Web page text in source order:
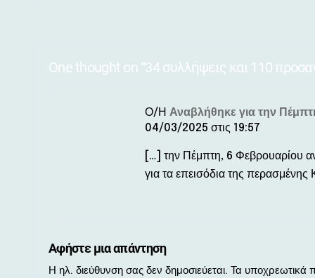
One thought on “34 συλλήψεις και 110
Ο/Η Αναβλήθηκε για την
04/03/2025 στις 19:57
[…] την Πέμπτη, 6 Φεβρουαρίου
για τα επεισόδια της περασμένης
Αφήστε μια απάντηση
Η ηλ. διεύθυνση σας δεν δημοσιεύεται. Τα υποχρεωτικά